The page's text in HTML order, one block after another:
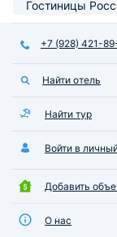
Гостиницы
+7 (928) 421-
Найти отель
Найти тур
Войти в
Добавить
О нас